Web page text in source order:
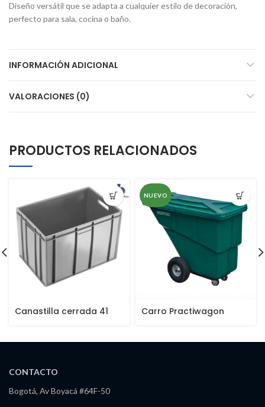
Diseño versátil que se adapta a cualquier estilo de decoración,
perfecto para sala, cocina o baño.
INFORMACIÓN ADICIONAL
VALORACIONES (0)
PRODUCTOS RELACIONADOS
Canastilla cerrada 41
NUEVO
Carro Practiwagon
CONTACTO
Bogotá, Av Boyacá #64F-50